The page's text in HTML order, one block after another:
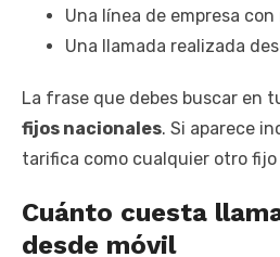
Una línea de empresa
Una llamada realizada
La frase que debes buscar en
fijos nacionales. Si aparece
tarifica como cualquier otro fijo
Cuánto cuesta
desde móvil